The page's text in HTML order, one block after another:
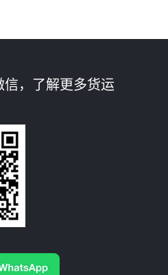
信，了解更多货运